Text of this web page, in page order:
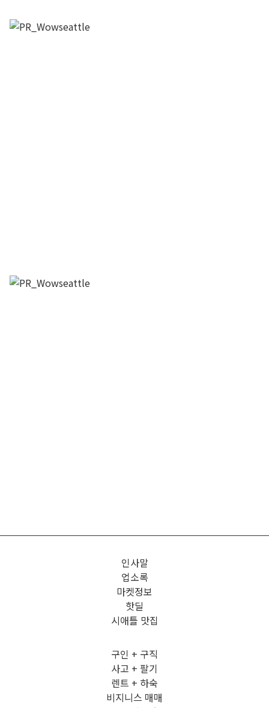
인사말
업소록
마켓정보
핫딜
시애틀 맛집
구인 + 구직
사고 + 팔기
렌트 + 하숙
비지니스 매매